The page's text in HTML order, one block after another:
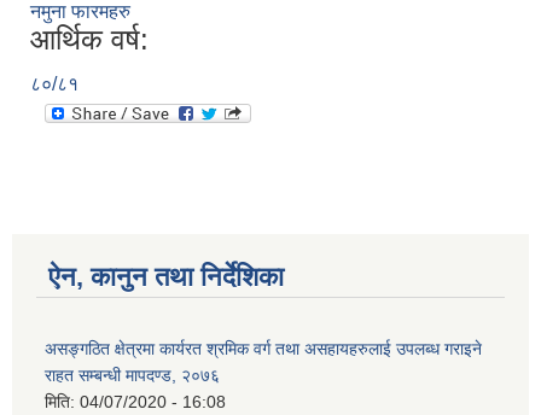
नमुना फारमहरु
आर्थिक वर्ष:
८०/८१
ऐन, कानुन तथा निर्देशिका
असङ्गठित क्षेत्रमा कार्यरत श्रमिक वर्ग तथा असहायहरुलाई उपलब्ध गराइने
राहत सम्बन्धी मापदण्ड, २०७६
मिति: 04/07/2020 - 16:08